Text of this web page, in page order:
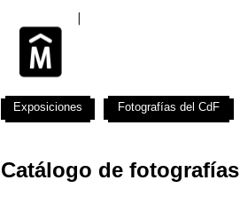
Catálogo de fotografías
Exposiciones Fotografías del CdF